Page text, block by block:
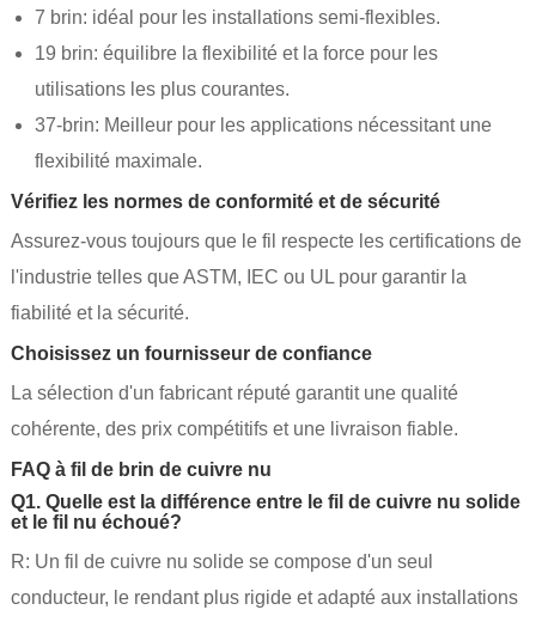
7 brin: idéal pour les installations semi-flexibles.
19 brin: équilibre la flexibilité et la force pour les
utilisations les plus courantes.
37-brin: Meilleur pour les applications nécessitant une
flexibilité maximale.
Vérifiez les normes de conformité et de sécurité
Assurez-vous toujours que le fil respecte les certifications de
l'industrie telles que ASTM, IEC ou UL pour garantir la
fiabilité et la sécurité.
Choisissez un fournisseur de confiance
La sélection d'un fabricant réputé garantit une qualité
cohérente, des prix compétitifs et une livraison fiable.
FAQ à fil de brin de cuivre nu
Q1. Quelle est la différence entre le fil de cuivre nu solide
et le fil nu échoué?
R: Un fil de cuivre nu solide se compose d'un seul
conducteur, le rendant plus rigide et adapté aux installations